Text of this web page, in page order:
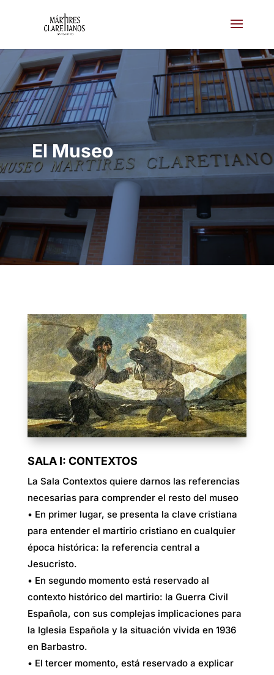
El Museo
SALA I: CONTEXTOS
La Sala Contextos quiere darnos las referencias
necesarias para comprender el resto del museo
• En primer lugar, se presenta la clave cristiana
para entender el martirio cristiano en cualquier
época histórica: la referencia central a
Jesucristo.
• En segundo momento está reservado al
contexto histórico del martirio: la Guerra Civil
Española, con sus complejas implicaciones para
la Iglesia Española y la situación vivida en 1936
en Barbastro.
• El tercer momento, está reservado a explicar